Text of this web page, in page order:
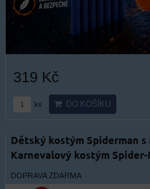
319 Kč
ks DO KOŠÍKU
Dětský kostým Spiderman s
Karnevalový kostým Spider-
DOPRAVA ZDARMA